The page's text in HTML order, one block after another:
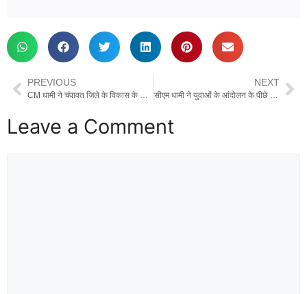
PREVIOUS
CM धामी ने चंपावत जिले के विकास के लिए किया ₹115.23 करोड़ की 43 विकास योजनाओं का लोकार्पण एवं शिलान्यास
NEXT
सीएम धामी ने युवाओं के आंदोलन के पीछे अर्बन नक्सल गैंग का हाथ बताया, कहा राज्य में फैलाना चाहते हैं अराजकता
Leave a Comment